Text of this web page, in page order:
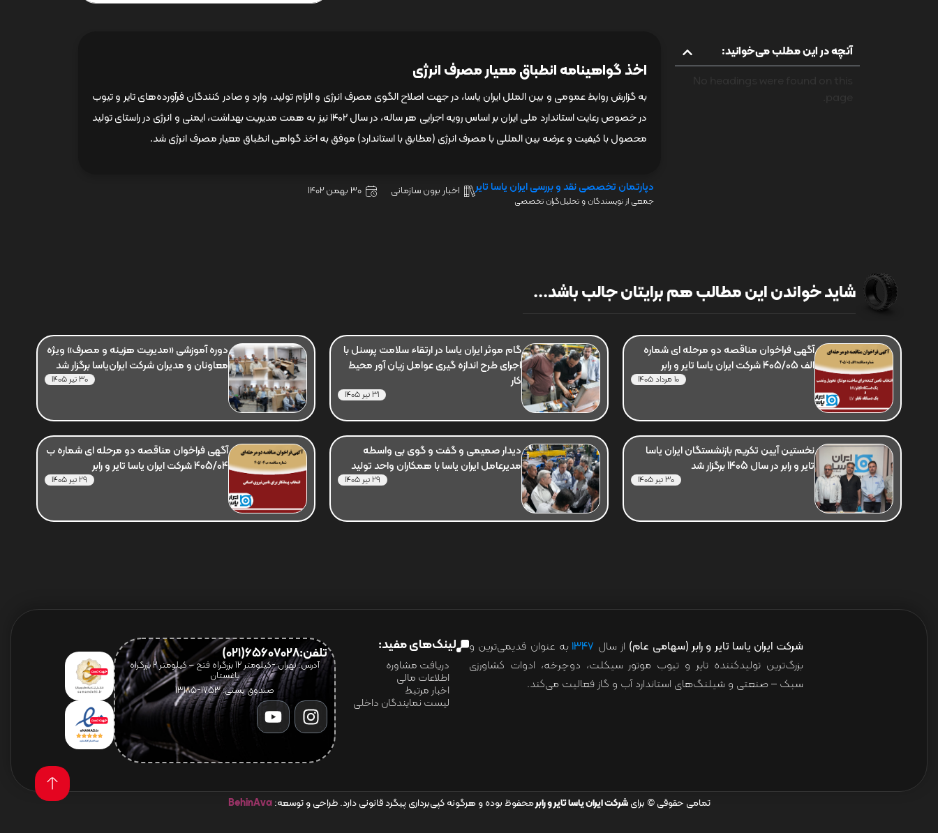
آنچه در این مطلب می‌خوانید:
اخذ گواهینامه انطباق معیار مصرف انرژی
به گزارش روابط عمومی و بین الملل ایران یاسا، در جهت اصلاح الگوی مصرف انرژی و الزام تولید، وارد و صادر کنندگان فرآورده‌های تایر و تیوب
در خصوص رعایت استاندارد ملی ایران بر اساس رویه اجرایی هر ساله، در سال ۱۴۰۲ نیز به همت مدیریت بهداشت، ایمنی و انرژی در راستای تولید
محصول با کیفیت و عرضه بین المللی با مصرف انرژی (مطابق با استاندارد) موفق به اخذ گواهی انطباق معیار مصرف انرژی شد.
دپارتمان تخصصی نقد و بررسی ایران یاسا تایر
جمعی از نویسندگان و تحلیل‌گران تخصصی
اخبار برون سازمانی 30 بهمن 1402
شاید خواندن این مطالب هم برایتان جالب باشد...
آگهی فراخوان مناقصه دو مرحله ای شماره
الف 405/05 شرکت ایران یاسا تایر و رابر
10 مرداد 1405
گام موثر ایران یاسا در ارتقاء سلامت پرسنل با
اجرای طرح اندازه گیری عوامل زیان آور محیط
کار
31 تیر 1405
دوره آموزشی «مدیریت هزینه و مصرف» ویژه
معاونان و مدیران شرکت ایران‌یاسا برگزار شد
30 تیر 1405
نخستین آیین تکریم بازنشستگان ایران یاسا
تایر و رابر در سال 1405 برگزار شد
30 تیر 1405
دیدار صمیمی و گفت و گوی بی واسطه
مدیرعامل ایران یاسا با همکاران واحد تولید
29 تیر 1405
آگهی فراخوان مناقصه دو مرحله ای شماره ب
405/04 شرکت ایران یاسا تایر و رابر
29 تیر 1405
شرکت ایران یاسا تایر و رابر (سهامی عام) از سال ۱۳۴۷ به عنوان قدیمی‌ترین و
بزرگ‌ترین تولیدکننده تایر و تیوب موتور سیکلت، دوچرخه، ادوات کشاورزی
سبک – صنعتی و شیلنگ‌های استاندارد آب و گاز فعالیت می‌کند.
لینک‌های مفید:
دریافت مشاوره
اطلاعات مالی
اخبار مرتبط
لیست نمایندگان داخلی
تلفن:65607028(021)
آدرس: تهران -کیلومتر 12 بزرگراه فتح – کیلومتر ۲ بزرگراه
باغستان
صندوق پستی: 1753-13185
تمامی حقوقی © برایشرکت ایران یاسا تایر و رابرمحفوظ بوده و هرگونه کپی‌برداری پیگرد قانونی دارد. طراحی و توسعه:BehinAva